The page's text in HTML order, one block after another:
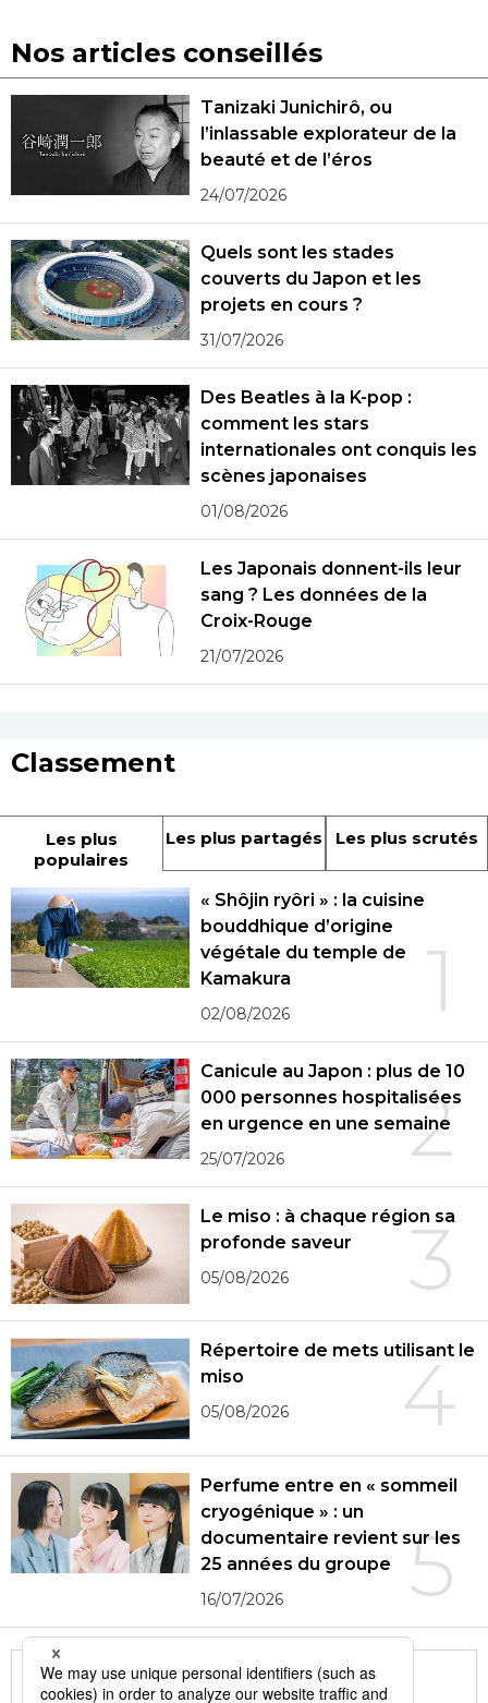
Nos articles conseillés
Tanizaki Junichirô, ou
l’inlassable explorateur de la
beauté et de l’éros
24/07/2026
Quels sont les stades
couverts du Japon et les
projets en cours ?
31/07/2026
Des Beatles à la K-pop :
comment les stars
internationales ont conquis les
scènes japonaises
01/08/2026
Les Japonais donnent-ils leur
sang ? Les données de la
Croix-Rouge
21/07/2026
Classement
Les plus
populaires
Les plus partagés Les plus scrutés
1
« Shôjin ryôri » : la cuisine
bouddhique d’origine
végétale du temple de
Kamakura
02/08/2026
2
Canicule au Japon : plus de 10
000 personnes hospitalisées
en urgence en une semaine
25/07/2026
3
Le miso : à chaque région sa
profonde saveur
05/08/2026
4
Répertoire de mets utilisant le
miso
05/08/2026
5
Perfume entre en « sommeil
cryogénique » : un
documentaire revient sur les
25 années du groupe
16/07/2026
More in this series